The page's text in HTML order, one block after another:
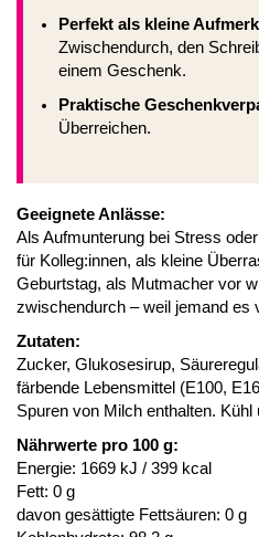
Perfekt als kleine
Zwischendurch, den
einem Geschenk.
Praktische
Überreichen.
Geeignete Anlässe:
Als Aufmunterung bei Stress
für Kolleg:innen, als kleine
Geburtstag, als Mutmacher vor
zwischendurch – weil jemand es
Zutaten:
Zucker, Glukosesirup,
färbende Lebensmittel (E100,
Spuren von Milch enthalten. Kühl
Nährwerte pro 100 g:
Energie: 1669 kJ / 399 kcal
Fett: 0 g
davon gesättigte Fettsäuren: 0 g